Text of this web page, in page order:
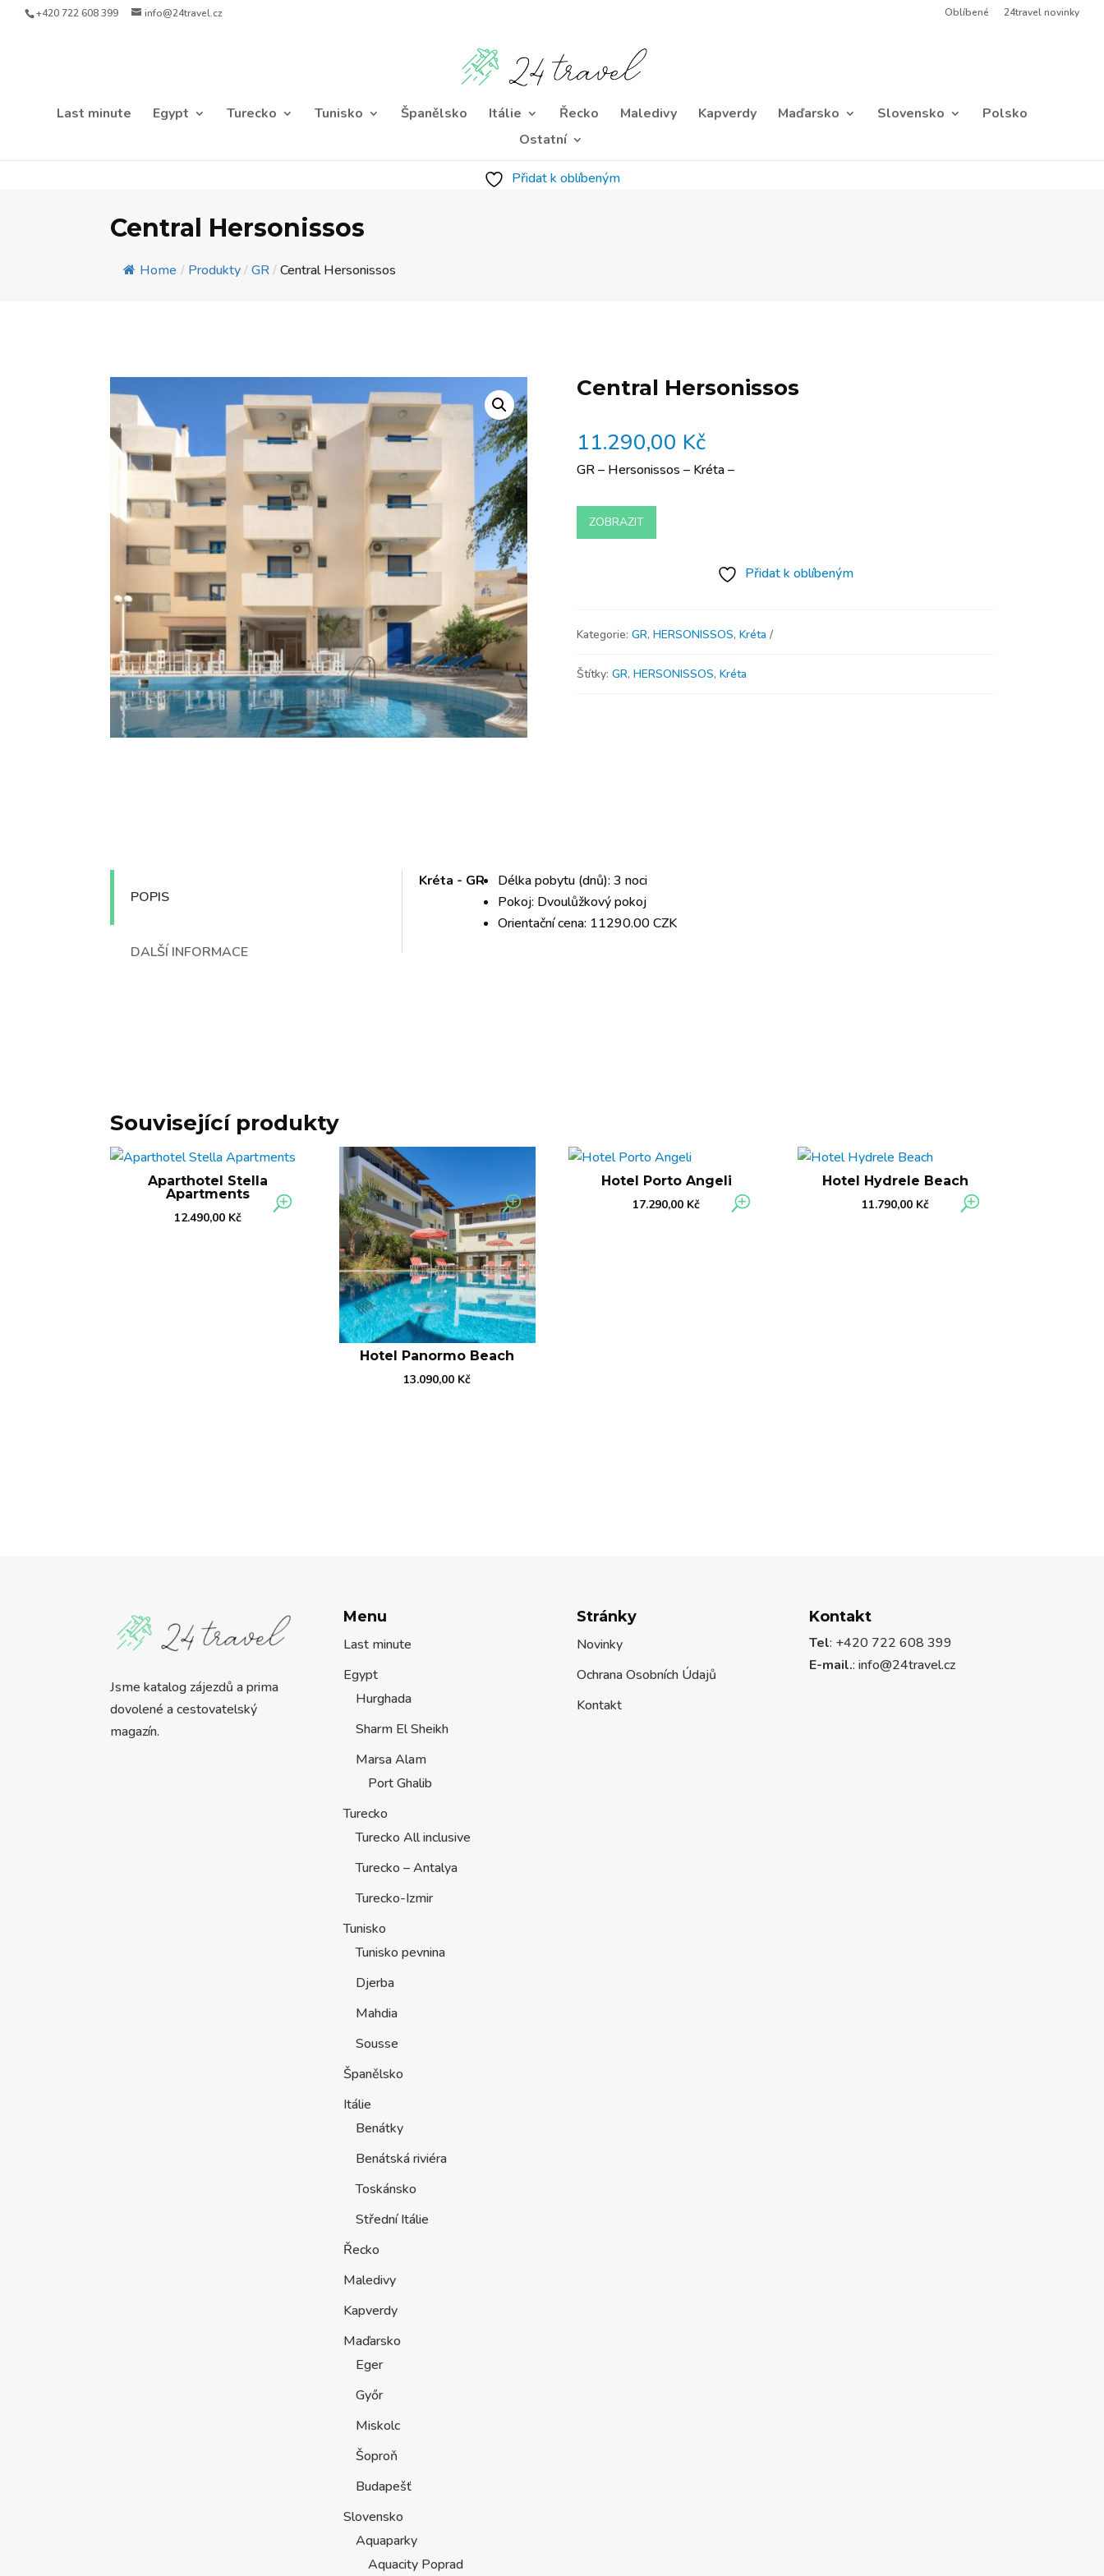
+420 722 608 399 info@24travel.cz Oblíbené 24travel novinky
Last minute Egypt Turecko Tunisko Španělsko Itálie Řecko Maledivy Kapverdy Maďarsko Slovensko
Polsko
Ostatní
Přidat k oblíbeným
Central Hersonissos
Home / Produkty / GR / Central Hersonissos
Central Hersonissos
11.290,00 Kč
GR – Hersonissos – Kréta –
ZOBRAZIT
Přidat k oblíbeným
Kategorie: GR, HERSONISSOS, Kréta
Štítky: GR, HERSONISSOS, Kréta
POPIS
DALŠÍ INFORMACE
Kréta - GR
Délka pobytu (dnů): 3 noci
Pokoj: Dvoulůžkový pokoj
Orientační cena: 11290.00 CZK
Související produkty
Aparthotel Stella
Apartments
12.490,00 Kč
Hotel Panormo Beach
13.090,00 Kč
Hotel Porto Angeli
17.290,00 Kč
Hotel Hydrele Beach
11.790,00 Kč
Jsme katalog zájezdů a prima
dovolené a cestovatelský
magazín.
Menu
Last minute
Egypt
Hurghada
Sharm El Sheikh
Marsa Alam
Port Ghalib
Turecko
Turecko All inclusive
Turecko – Antalya
Turecko-Izmir
Tunisko
Tunisko pevnina
Djerba
Mahdia
Sousse
Španělsko
Itálie
Benátky
Benátská riviéra
Toskánsko
Střední Itálie
Řecko
Maledivy
Kapverdy
Maďarsko
Eger
Győr
Miskolc
Šoproň
Budapešť
Slovensko
Aquaparky
Aquacity Poprad
Stránky
Novinky
Ochrana Osobních Údajů
Kontakt
Kontakt
Tel: +420 722 608 399
E-mail.:info@24travel.cz